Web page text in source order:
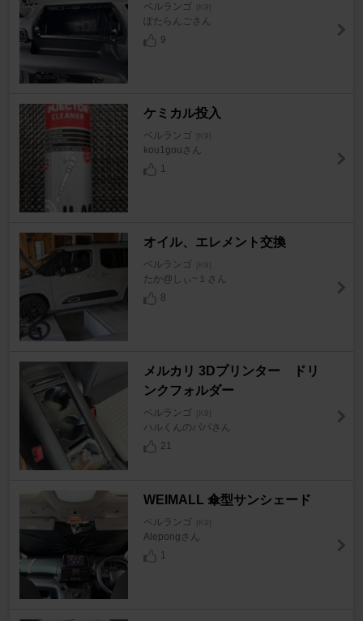
ベルランゴ [K9]
ぽたらんごさん
9
ケミカル投入
ベルランゴ [K9]
kou1gouさん
1
オイル、エレメント交換
ベルランゴ [K9]
たか@しぃ~１さん
8
メルカリ 3Dプリンター ドリ
ンクフォルダー
ベルランゴ [K9]
ハルくんのパパさん
21
WEIMALL 傘型サンシェード
ベルランゴ [K9]
Alepongさん
1